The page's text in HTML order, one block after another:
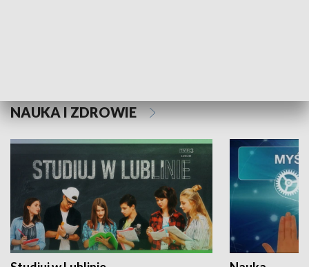
NAUKA I ZDROWIE